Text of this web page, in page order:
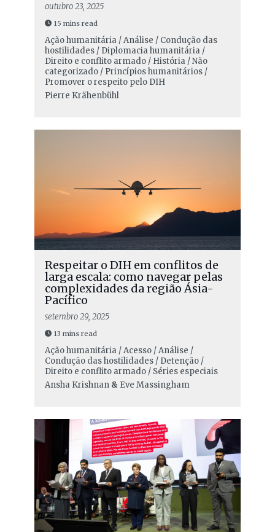
outubro 23, 2025
15 mins read
Ação humanitária / Análise / Condução das
hostilidades / Diplomacia humanitária /
Direito e conflito armado / História / Não
categorizado / Princípios humanitários /
Promover o respeito pelo DIH
Pierre Krähenbühl
Respeitar o DIH em conflitos de
larga escala: como navegar pelas
complexidades da região Ásia-
Pacífico
setembro 29, 2025
13 mins read
Ação humanitária / Acesso / Análise /
Condução das hostilidades / Detenção /
Direito e conflito armado / Séries especiais
Ansha Krishnan& Eve Massingham